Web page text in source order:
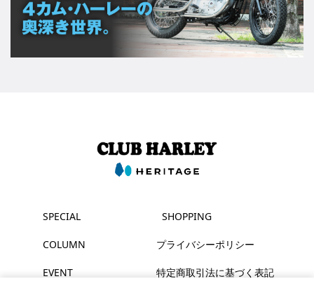
SPECIAL
COLUMN
EVENT
SHOPPING
プライバシーポリシー
特定商取引法に基づく表記